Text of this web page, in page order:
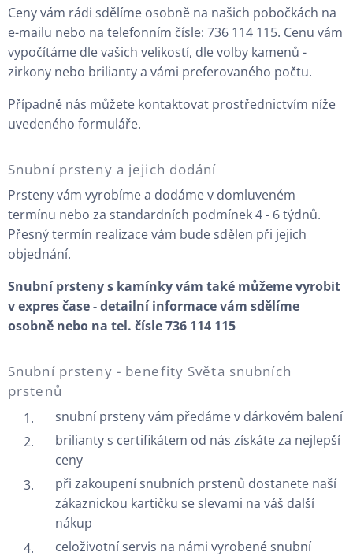
Ceny vám rádi sdělíme osobně na našich pobočkách na
e-mailu nebo na telefonním čísle: 736 114 115. Cenu vám
vypočítáme dle vašich velikostí, dle volby kamenů -
zirkony nebo brilianty a vámi preferovaného počtu.
Případně nás můžete kontaktovat prostřednictvím níže
uvedeného formuláře.
Snubní prsteny a jejich dodání
Prsteny vám vyrobíme a dodáme v domluveném
termínu nebo za standardních podmínek 4 - 6 týdnů.
Přesný termín realizace vám bude sdělen při jejich
objednání.
Snubní prsteny s kamínky vám také můžeme vyrobit
v expres čase - detailní informace vám sdělíme
osobně nebo na tel. čísle 736 114 115
Snubní prsteny - benefity Světa snubních
prstenů
snubní prsteny vám předáme v dárkovém balení
brilianty s certifikátem od nás získáte za nejlepší
ceny
při zakoupení snubních prstenů dostanete naší
zákaznickou kartičku se slevami na váš další
nákup
celoživotní servis na námi vyrobené snubní